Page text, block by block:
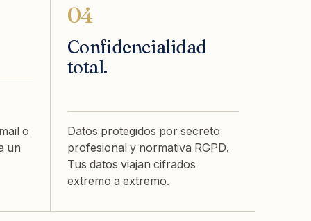
o
un
04
Confidencialidad
total.
Datos protegidos por secreto
profesional y normativa RGPD.
Tus datos viajan cifrados
extremo a extremo.